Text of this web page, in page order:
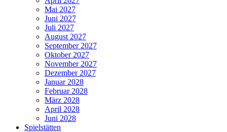
Mai 2027
Juni 2027
Juli 2027
August 2027
September 2027
Oktober 2027
November 2027
Dezember 2027
Januar 2028
Februar 2028
März 2028
April 2028
Juni 2028
Spielstätten